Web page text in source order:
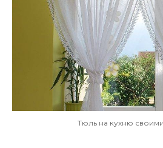
Тюль на кухню